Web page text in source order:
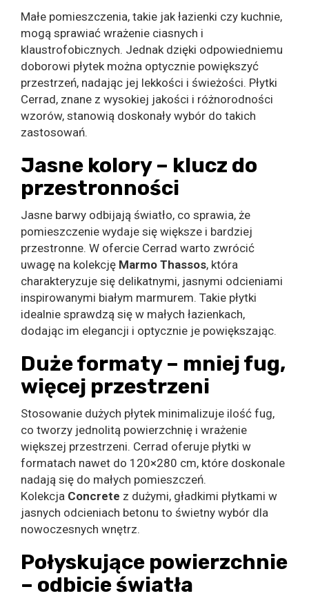
Małe pomieszczenia, takie jak łazienki czy kuchnie,
mogą sprawiać wrażenie ciasnych i
klaustrofobicznych. Jednak dzięki odpowiedniemu
doborowi płytek można optycznie powiększyć
przestrzeń, nadając jej lekkości i świeżości. Płytki
Cerrad, znane z wysokiej jakości i różnorodności
wzorów, stanowią doskonały wybór do takich
zastosowań.
Jasne kolory – klucz do
przestronności
Jasne barwy odbijają światło, co sprawia, że
pomieszczenie wydaje się większe i bardziej
przestronne. W ofercie Cerrad warto zwrócić
uwagę na kolekcję Marmo Thassos, która
charakteryzuje się delikatnymi, jasnymi odcieniami
inspirowanymi białym marmurem. Takie płytki
idealnie sprawdzą się w małych łazienkach,
dodając im elegancji i optycznie je powiększając.
Duże formaty – mniej fug,
więcej przestrzeni
Stosowanie dużych płytek minimalizuje ilość fug,
co tworzy jednolitą powierzchnię i wrażenie
większej przestrzeni. Cerrad oferuje płytki w
formatach nawet do 120×280 cm, które doskonale
nadają się do małych pomieszczeń.
Kolekcja Concrete z dużymi, gładkimi płytkami w
jasnych odcieniach betonu to świetny wybór dla
nowoczesnych wnętrz.
Połyskujące powierzchnie
– odbicie światła